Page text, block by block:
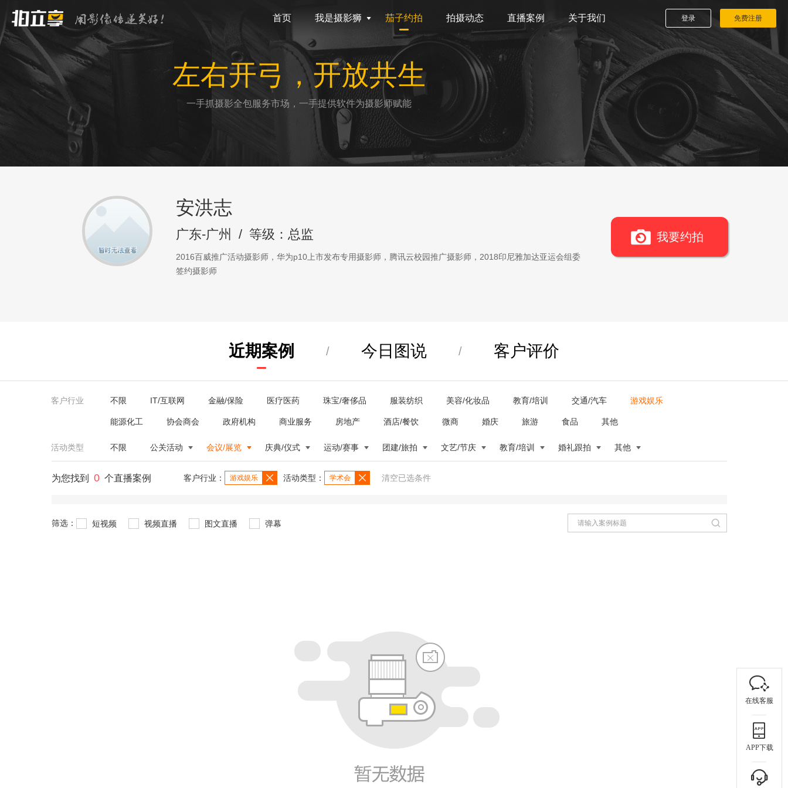
首页 我是摄影狮 茄子约拍 拍摄动态 直播案例 关于我们 登录 免费注册
左右开弓，开放共生
一手抓摄影全包服务市场，一手提供软件为摄影师赋能
安洪志
广东-广州 / 等级：总监
2016百威推广活动摄影师，华为p10上市发布专用摄影师，腾讯云校园推广摄影师，2018印尼雅加达亚运会组委
签约摄影师
我要约拍
近期案例 / 今日图说 / 客户评价
客户行业 不限 IT/互联网 金融/保险 医疗医药 珠宝/奢侈品 服装纺织 美容/化妆品 教育/培训 交通/汽车 游戏娱乐
能源化工 协会商会 政府机构 商业服务 房地产 酒店/餐饮 微商 婚庆 旅游 食品 其他
活动类型 不限 公关活动 会议/展览 庆典/仪式 运动/赛事 团建/旅拍 文艺/节庆 教育/培训 婚礼跟拍 其他
为您找到 0 个直播案例 客户行业： 游戏娱乐 活动类型： 学术会 清空已选条件
筛选： 短视频 视频直播 图文直播 弹幕
在线客服
APP下载